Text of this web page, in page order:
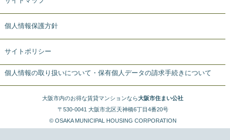
個人情報保護方針
サイトポリシー
個人情報の取り扱いについて・保有個人データの請求手続きについて
大阪市内のお得な賃貸マンションなら大阪市住まい公社
〒530-0041 大阪市北区天神橋6丁目4番20号
© OSAKA MUNICIPAL HOUSING CORPORATION